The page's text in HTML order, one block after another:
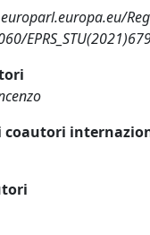
coautori